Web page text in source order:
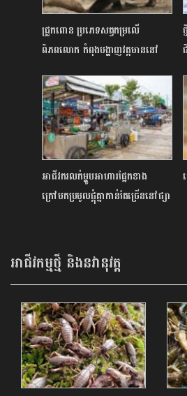
ជ្រូកពោន ប្រភេទសត្វកម្រលើ
ពិភពលោក កំពុងបង្ហាញវត្តមាននៅ
អាជីវករលក់ម្ហូបអាហារផ្នែកខាង
ក្រៅមកប្រមូលផ្តុំគ្នាកាន់តែច្រើននៅផ្សា
អាជីវកម្មថ្មី និងនវានុវត្ត